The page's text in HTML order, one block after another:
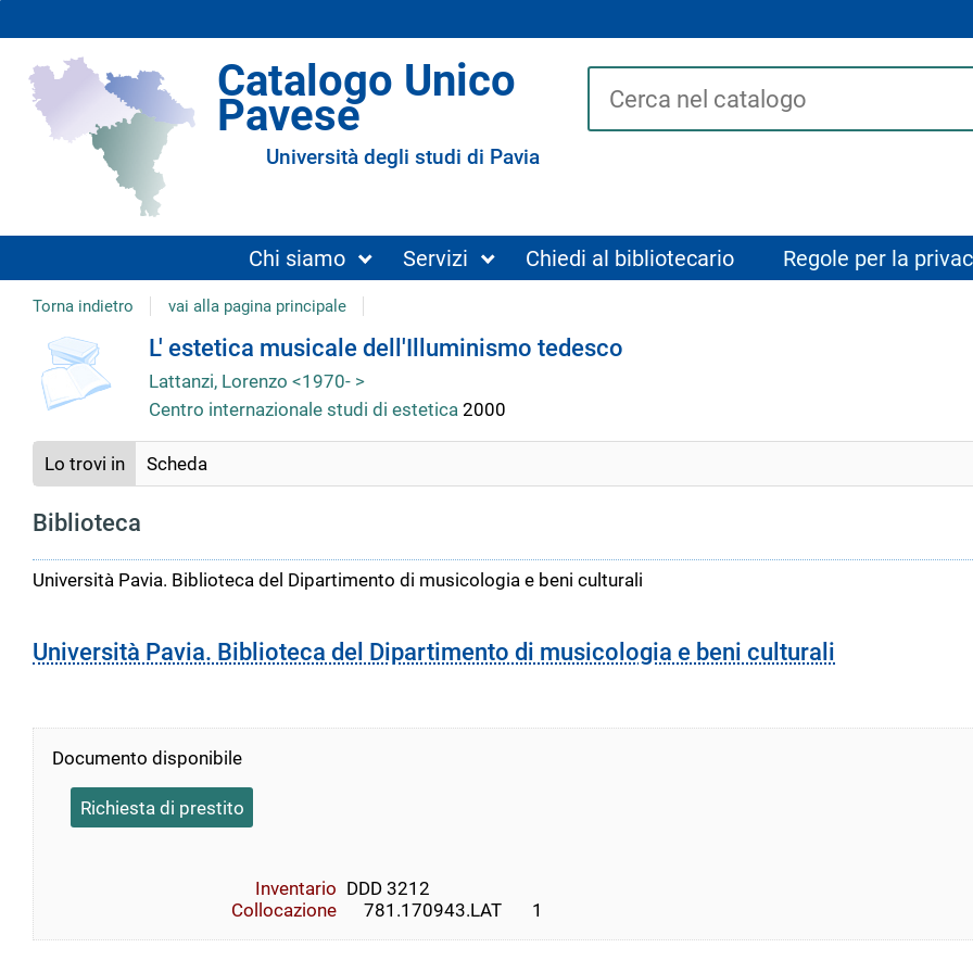
Catalogo Unico
Pavese
Università degli studi di Pavia
Cerca su "Catalogo"
Chi siamo Servizi Chiedi al bibliotecario Regole per la
Torna indietro vai alla pagina principale
Dettaglio
del
documento
copertina L' estetica musicale dell'Illuminismo tedesco
Lattanzi, Lorenzo <1970- >
Centro internazionale studi di estetica 2000
Lo trovi in Scheda
Biblioteca
Università Pavia. Biblioteca del Dipartimento di musicologia e beni culturali
Università Pavia. Biblioteca del Dipartimento di musicologia e beni culturali
Documento disponibile
Richiesta di prestito
Inventario DDD 3212
Collocazione
    781.170943.LAT       1